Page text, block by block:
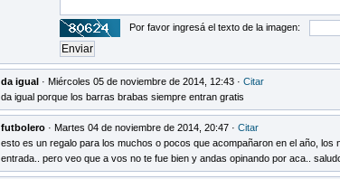
Por favor ingresá el texto de la imagen:
da igual · Miércoles 05 de noviembre de 2014, 12:43 · Citar
da igual porque los barras brabas siempre entran gratis
futbolero · Martes 04 de noviembre de 2014, 20:47 · Citar
esto es un regalo para los muchos o pocos que acompañaron en el año,
entrada.. pero veo que a vos no te fue bien y andas opinando por aca..